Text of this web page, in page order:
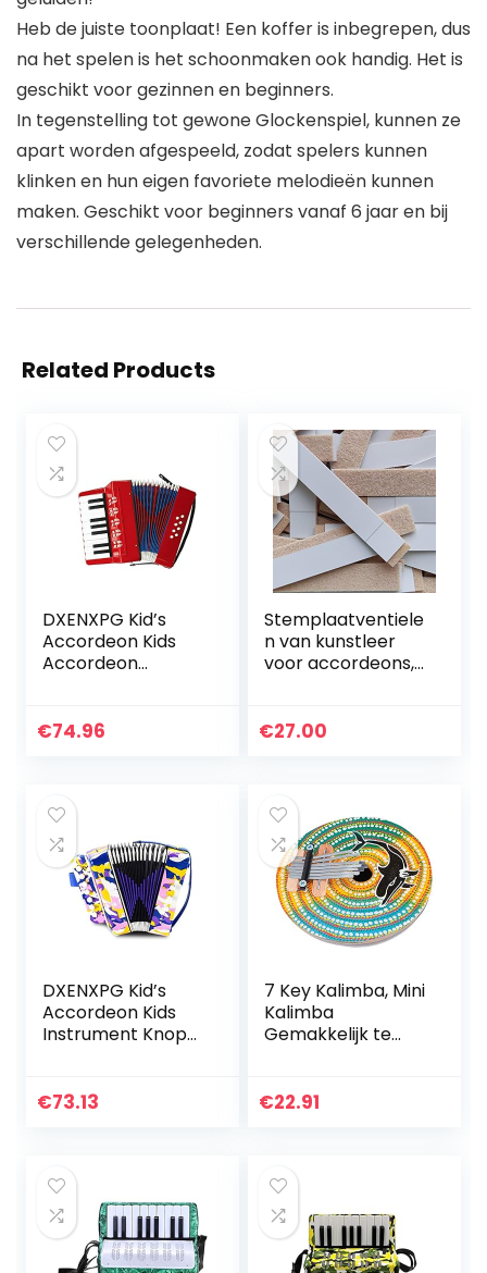
Heb de juiste toonplaat! Een koffer is inbegrepen, dus
na het spelen is het schoonmaken ook handig. Het is
geschikt voor gezinnen en beginners.
In tegenstelling tot gewone Glockenspiel, kunnen ze
apart worden afgespeeld, zodat spelers kunnen
klinken en hun eigen favoriete melodieën kunnen
maken. Geschikt voor beginners vanaf 6 jaar en bij
verschillende gelegenheden.
Related Products
DXENXPG Kid’s
Accordeon Kids
Accordeon
meer dan de
€74.96
Stemplaatventiele
n van kunstleer
voor accordeons,
valves,
€27.00
DXENXPG Kid’s
Accordeon Kids
Instrument Knop
Milieuvriendelijke
€73.13
7 Key Kalimba, Mini
Kalimba
Gemakkelijk te
Verstelbare Duim
€22.91